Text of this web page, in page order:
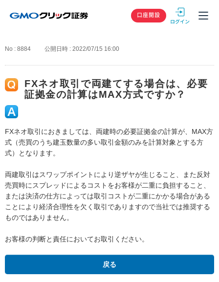
GMOクリック
口座開設
No : 8884 公開日時 : 2022/07/15 16:00
FXネオ取引で両建てする場合は、必要
証拠金の計算はMAX方式ですか？
FXネオ取引におきましては、両建時の必要証拠金の計算が、MAX方
式（売買のうち建玉数量の多い取引金額のみを計算対象とする方
式）となります。
両建取引はスワップポイントにより逆ザヤが生じること、また反対
売買時にスプレッドによるコストをお客様が二重に負担すること、
または決済の仕方によっては取引コストが二重にかかる場合がある
ことにより経済合理性を欠く取引でありますので当社では推奨する
ものではありません。
お客様の判断と責任においてお取引ください。
戻る